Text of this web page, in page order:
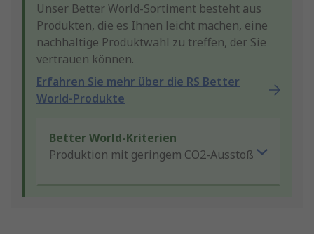
Unser Better World-Sortiment besteht aus
Produkten, die es Ihnen leicht machen, eine
nachhaltige Produktwahl zu treffen, der Sie
vertrauen können.
Erfahren Sie mehr über die RS Better
World-Produkte
Better World-Kriterien
Produktion mit geringem CO2-Ausstoß